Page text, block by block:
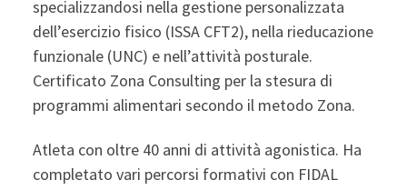
specializzandosi nella gestione personalizzata
dell’esercizio fisico (ISSA CFT2), nella rieducazione
funzionale (UNC) e nell’attività posturale.
Certificato Zona Consulting per la stesura di
programmi alimentari secondo il metodo Zona.
Atleta con oltre 40 anni di attività agonistica. Ha
completato vari percorsi formativi con FIDAL